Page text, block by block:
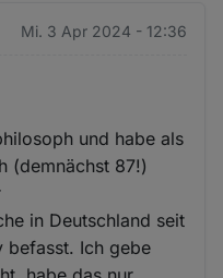
Mi. 3 Apr 2024 - 12:36
und habe als
(demnächst 87!)
in Deutschland seit
befasst. Ich gebe